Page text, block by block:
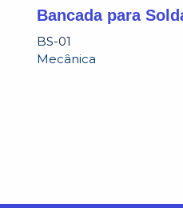
Bancada para
BS-01
Mecânica